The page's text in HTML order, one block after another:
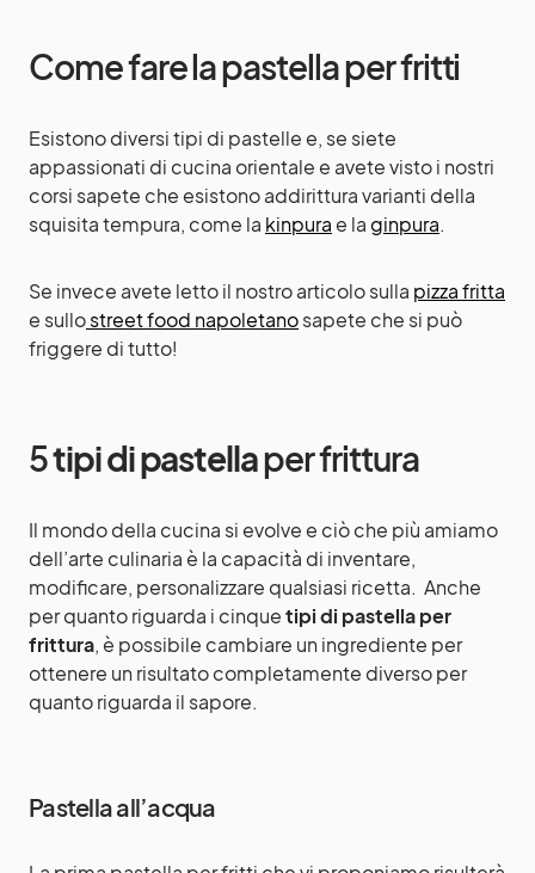
Come fare la pastella per fritti
Esistono diversi tipi di pastelle e, se siete
appassionati di cucina orientale e avete visto i nostri
corsi sapete che esistono addirittura varianti della
squisita tempura, come la kinpura e laginpura.
Se invece avete letto il nostro articolo sulla pizza fritta
e sullostreet food napoletanosapete che si può
friggere di tutto!
5tipi di pastellaper frittura
Il mondo della cucina si evolve e ciò che più amiamo
dell’arte culinaria è la capacità di inventare,
modificare, personalizzare qualsiasi ricetta. Anche
per quanto riguarda i cinquetipi di pastella per
frittura, è possibile cambiare un ingrediente per
ottenere un risultato completamente diverso per
quanto riguarda il sapore.
Pastella all’acqua